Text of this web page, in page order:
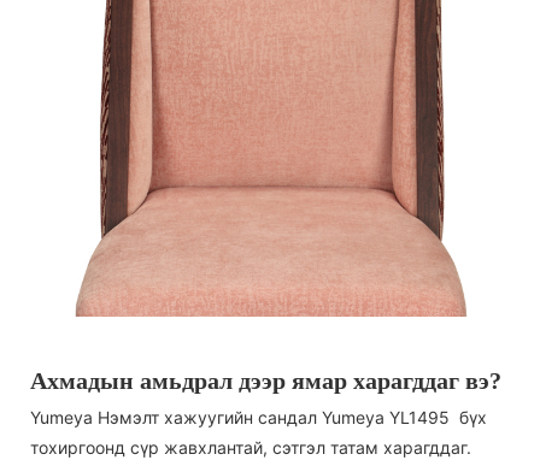
Ахмадын амьдрал дээр ямар харагддаг вэ?
Yumeya Нэмэлт хажуугийн сандал Yumeya YL1495 бүх
тохиргоонд сүр жавхлантай, сэтгэл татам харагддаг.